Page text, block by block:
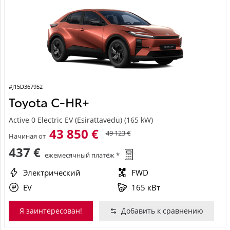
#J15D367952
Toyota C-HR+
Active 0 Electric EV (Esirattavedu) (165 kW)
Начиная от 43 850 € 49 123 €
437 € ежемесячный платёж *
Электрический
FWD
EV
165 кВт
Я заинтересован! Добавить к сравнению